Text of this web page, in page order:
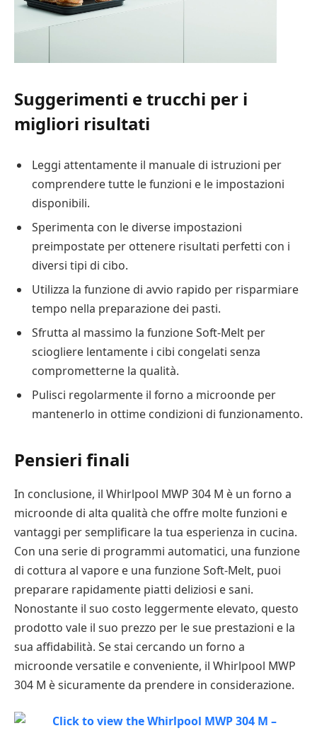
Suggerimenti e trucchi per i
migliori risultati
Leggi attentamente il manuale di istruzioni per
comprendere tutte le funzioni e le impostazioni
disponibili.
Sperimenta con le diverse impostazioni
preimpostate per ottenere risultati perfetti con i
diversi tipi di cibo.
Utilizza la funzione di avvio rapido per risparmiare
tempo nella preparazione dei pasti.
Sfrutta al massimo la funzione Soft-Melt per
sciogliere lentamente i cibi congelati senza
comprometterne la qualità.
Pulisci regolarmente il forno a microonde per
mantenerlo in ottime condizioni di funzionamento.
Pensieri finali
In conclusione, il Whirlpool MWP 304 M è un forno a
microonde di alta qualità che offre molte funzioni e
vantaggi per semplificare la tua esperienza in cucina.
Con una serie di programmi automatici, una funzione
di cottura al vapore e una funzione Soft-Melt, puoi
preparare rapidamente piatti deliziosi e sani.
Nonostante il suo costo leggermente elevato, questo
prodotto vale il suo prezzo per le sue prestazioni e la
sua affidabilità. Se stai cercando un forno a
microonde versatile e conveniente, il Whirlpool MWP
304 M è sicuramente da prendere in considerazione.